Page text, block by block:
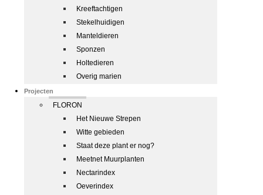
Kreeftachtigen
Stekelhuidigen
Manteldieren
Sponzen
Holtedieren
Overig marien
Projecten
FLORON
Het Nieuwe Strepen
Witte gebieden
Staat deze plant er nog?
Meetnet Muurplanten
Nectarindex
Oeverindex